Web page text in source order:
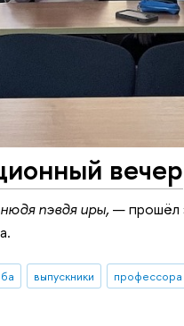
вечер
нюдя пэвдя иры,— прошёл
выпускники профессора